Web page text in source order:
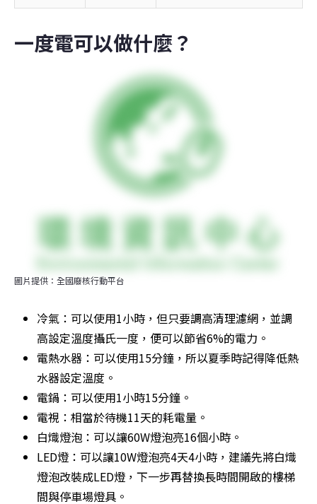
一度電可以做什麼？
圖片提供：全國廢核行動平台
冷氣：可以使用1小時，但只要調高清理濾網，並調
高設定溫度攝氏一度，便可以節省6%的電力。
電熱水器：可以使用15分鐘，所以夏季時記得降低熱
水器設定溫度。
電鍋：可以使用1小時15分鐘。
電視：相當於待機11天的耗電量。
白熾燈泡：可以讓60W燈泡亮16個小時。
LED燈：可以讓10W燈泡亮4天4小時，建議先將白熾
燈泡改裝成LED燈，下一步再替換長時間開啟的樓梯
間與停車場燈具。